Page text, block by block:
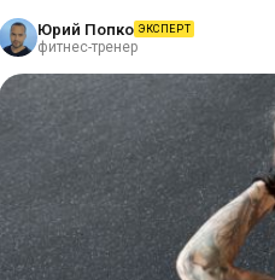
Юрий Попко ЭКСПЕРТ
фитнес-тренер